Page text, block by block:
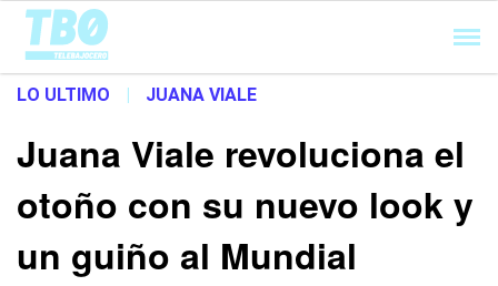
Cargando...
LO ULTIMO | JUANA VIALE
Juana Viale revoluciona el
otoño con su nuevo look y
un guiño al Mundial